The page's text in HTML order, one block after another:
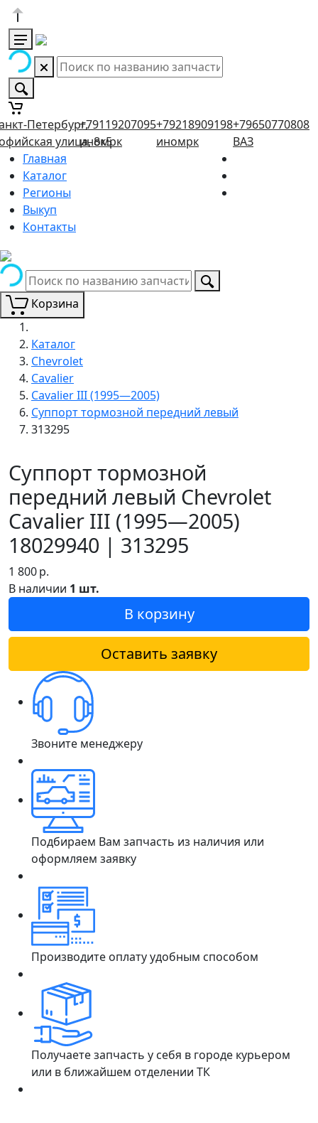
Петербург,
улица, 8к5
+79119207095
иномрк
+79218909198
иномрк
+79650770808
ВАЗ
Главная
Каталог
Регионы
Выкуп
Контакты
Корзина
Каталог
Chevrolet
Cavalier
Cavalier III (1995—2005)
Суппорт тормозной передний левый
313295
Суппорт тормозной
передний левый Chevrolet
Cavalier III (1995—2005)
18029940 | 313295
1 800р.
В наличии 1 шт.
В корзину
Оставить заявку
Звоните менеджеру
Подбираем Вам запчасть из наличия или
оформляем заявку
Производите оплату удобным способом
Получаете запчасть у себя в городе курьером
или в ближайшем отделении ТК